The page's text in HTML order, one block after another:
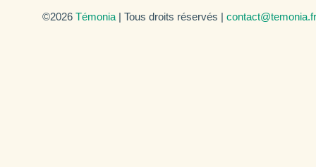
©2026 Témonia | Tous droits réservés | contact@temonia.fr